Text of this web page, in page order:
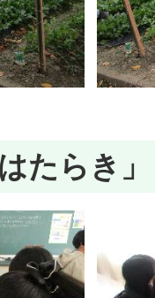
たらき」